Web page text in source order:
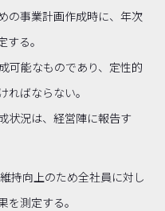
の事業計画作成時に、年次
る。
可能なものであり、定性的
ればならない。
状況は、経営陣に報告す
持向上のため全社員に対し
を測定する。